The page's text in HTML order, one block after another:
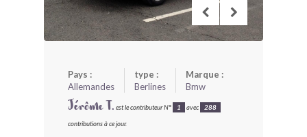
Pays :
Allemandes
type :
Berlines
Marque :
Bmw
Jérôme T. est le contributeur N° 1 avec 288
contributions à ce jour.